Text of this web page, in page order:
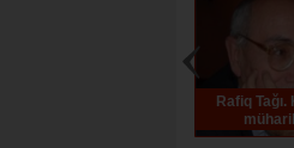
Rafiq Tağı. Kurort zonasında